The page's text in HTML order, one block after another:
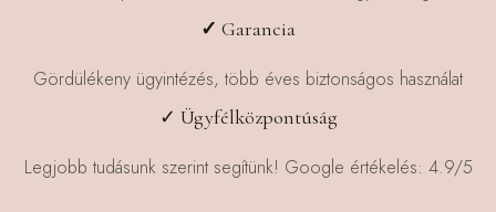
✓ Garancia
Gördülékeny ügyintézés, több éves biztonságos használat
✓ Ügyfélközpontúság
Legjobb tudásunk szerint segítünk! Google értékelés: 4.9/5